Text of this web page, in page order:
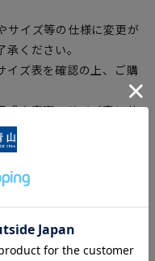
イズ等の仕様に変更が
ください。
ズ表を確認の上、ご購
や実際のサイズ表に若
予めご了承ください。
載しております。一
サイズ)を記載している
また撮影時の室内外の光
色味が異なる場合がござ